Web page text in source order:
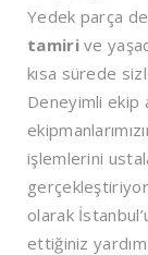
Yedek parça
tamirive
kısa sürede
Deneyimli ekip
işlemlerini
olarak
ettiğiniz